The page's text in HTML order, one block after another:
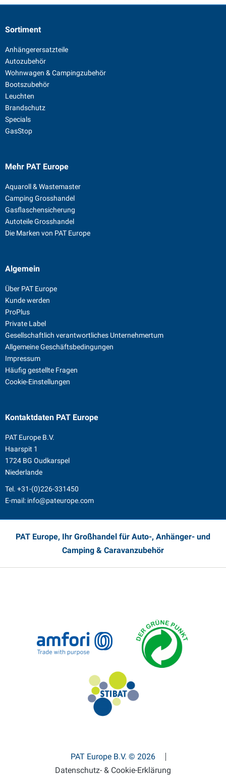
Sortiment
Anhängerersatzteile
Autozubehör
Wohnwagen & Campingzubehör
Bootszubehör
Leuchten
Brandschutz
Specials
GasStop
Mehr PAT Europe
Aquaroll & Wastemaster
Camping Grosshandel
Gasflaschensicherung
Autoteile Grosshandel
Die Marken von PAT Europe
Algemein
Über PAT Europe
Kunde werden
ProPlus
Private Label
Gesellschaftlich verantwortliches Unternehmertum
Allgemeine Geschäftsbedingungen
Impressum
Häufig gestellte Fragen
Cookie-Einstellungen
Kontaktdaten PAT Europe
PAT Europe B.V.
Haarspit 1
1724 BG Oudkarspel
Niederlande
Tel. +31-(0)226-331450
E-mail: info@pateurope.com
PAT Europe, Ihr Großhandel für Auto-, Anhänger- und
Camping & Caravanzubehör
PAT Europe B.V. © 2026
Datenschutz- & Cookie-Erklärung